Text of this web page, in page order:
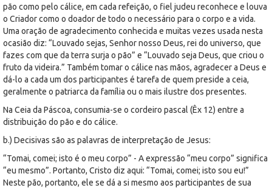
pão como pelo cálice, em cada refeição, o fiel judeu reconhece e louva
o Criador como o doador de todo o necessário para o corpo e a vida.
Uma oração de agradecimento conhecida e muitas vezes usada nesta
ocasião diz: “Louvado sejas, Senhor nosso Deus, rei do universo, que
fazes com que da terra surja o pão” e “Louvado seja Deus, que criou o
fruto da videira.” Também tomar o cálice nas mãos, agradecer a Deus e
dá-lo a cada um dos participantes é tarefa de quem preside a ceia,
geralmente o patriarca da família ou o mais ilustre dos presentes.
Na Ceia da Páscoa, consumia-se o cordeiro pascal (Êx 12) entre a
distribuição do pão e do cálice.
b.) Decisivas são as palavras de interpretação de Jesus:
“Tomai, comei; isto é o meu corpo” - A expressão “meu corpo” significa
“eu mesmo”. Portanto, Cristo diz aqui: “Tomai, comei; isto sou eu!”
Neste pão, portanto, ele se dá a si mesmo aos participantes de sua